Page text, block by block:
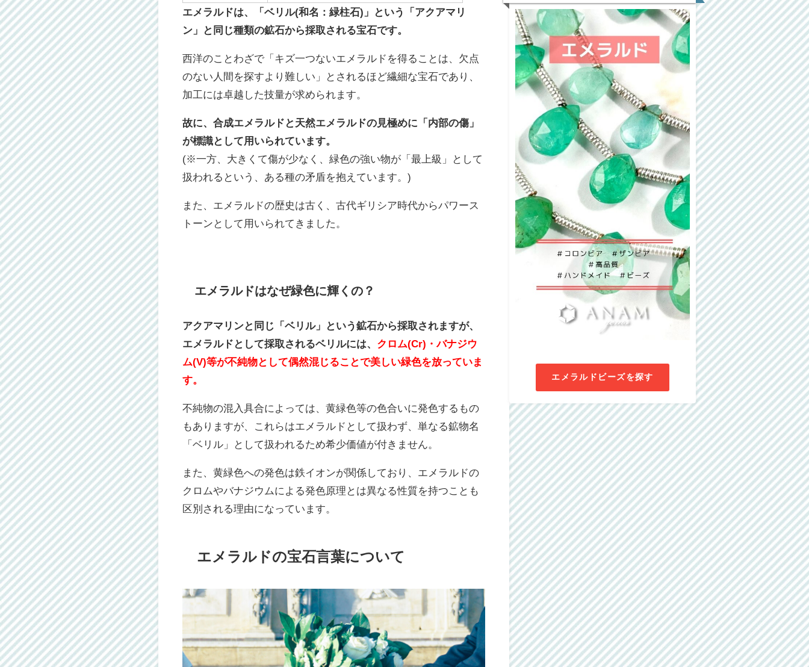
エメラルドは、「ベリル(和名：緑柱石)」という「アクアマリ
ン」と同じ種類の鉱石から採取される宝石です。
西洋のことわざで「キズ一つないエメラルドを得ることは、欠点
のない人間を探すより難しい」とされるほど繊細な宝石であり、
加工には卓越した技量が求められます。
故に、合成エメラルドと天然エメラルドの見極めに「内部の傷」
が標識として用いられています。
(※一方、大きくて傷が少なく、緑色の強い物が「最上級」として
扱われるという、ある種の矛盾を抱えています。)
また、エメラルドの歴史は古く、古代ギリシア時代からパワース
トーンとして用いられてきました。
エメラルドはなぜ緑色に輝くの？
アクアマリンと同じ「ベリル」という鉱石から採取されますが、
エメラルドとして採取されるベリルには、 クロム(Cr)・バナジウ
ム(V)等が不純物として偶然混じることで美しい緑色を放っていま
す。
不純物の混入具合によっては、黄緑色等の色合いに発色するもの
もありますが、これらはエメラルドとして扱わず、単なる鉱物名
「ベリル」として扱われるため希少価値が付きません。
また、黄緑色への発色は鉄イオンが関係しており、エメラルドの
クロムやバナジウムによる発色原理とは異なる性質を持つことも
区別される理由になっています。
エメラルドの宝石言葉について
エメラルドビーズを探す